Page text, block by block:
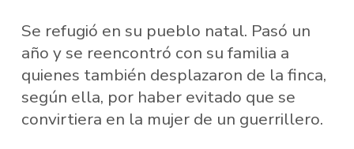
Se refugió en su pueblo natal. Pasó un
año y se reencontró con su familia a
quienes también desplazaron de la finca,
según ella, por haber evitado que se
convirtiera en la mujer de un guerrillero.